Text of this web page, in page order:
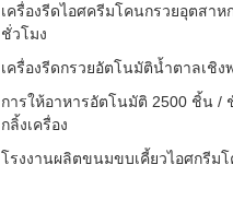
เครื่องรีดไอศครีมโคนกรวยอุตสา
ชั่วโมง
เครื่องรีดกรวยอัตโนมัติน้ำตาลเชิ
การให้อาหารอัตโนมัติ 2500 ชิ้น /
กลิ้งเครื่อง
โรงงานผลิตขนมขบเคี้ยวไอศกรีมโ